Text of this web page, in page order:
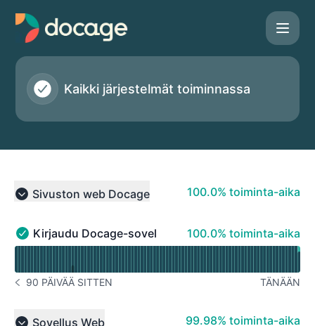
Kaikki järjestelmät toiminnassa
Collapse group
Sivuston web Docage 100% - toiminta-aika
100.0% toiminta-aika
Kirjaudu Docage-sovellukseen - Toiminnassa
Kirjaudu Docage-sovellukseen100% - toiminta-aika
100.0% toiminta-aika
Lue käyttöaikakaavio varten Kirjaudu Docage-
ILMOITUSHISTORIA 90 PÄIVÄÄ SITTEN
90 PÄIVÄÄ SITTEN TÄNÄÄN
Sovellus Web 100% - toiminta-aika
99.98% toiminta-aika